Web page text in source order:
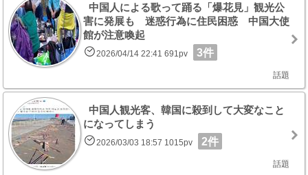
中国人による歌って踊る「爆花見」観光公
害に発展も 迷惑行為に住民困惑 中国大使
館が注意喚起
2026/04/14 22:41 691pv 3件
話題
中国人観光客、韓国に殺到して大変なこと
になってしまう
2026/03/03 18:57 1015pv 2件
話題